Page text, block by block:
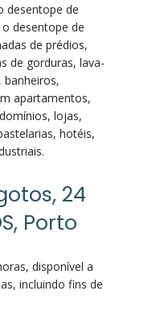
desentope de
desentope de
de prédios,
de gorduras, lava-
banheiros,
apartamentos,
lojas,
hotéis,
24
Porto
disponível a
incluindo fins de